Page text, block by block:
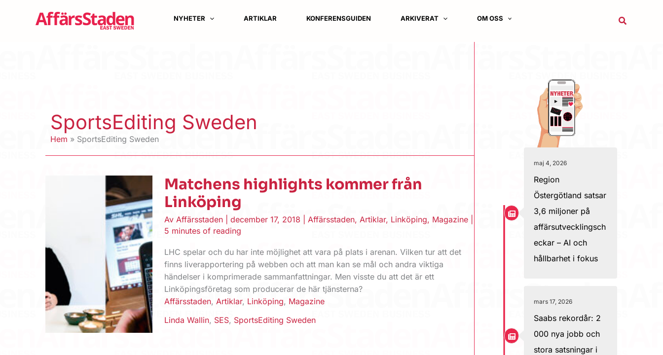
NYHETER ARTIKLAR KONFERENSGUIDEN ARKIVERAT OM OSS Sök
SportsEditing Sweden
Hem SportsEditing Sweden
Matchens highlights kommer från
Linköping
AvAffärsstaden |december 17, 2018 |Affärsstaden,Artiklar, Linköping, Magazine
5 minutes of reading
LHC spelar och du har inte möjlighet att vara på plats i arenan. Vilken tur att det
finns liverapportering på webben och att man kan se mål och andra viktiga
händelser i komprimerade sammanfattningar. Men visste du att det är ett
Linköpingsföretag som producerar de här tjänsterna?
Affärsstaden,Artiklar, Linköping, Magazine
Linda Wallin, SES, SportsEditing Sweden
maj 4, 2026
Region
Östergötland satsar
3,6 miljoner på
affärsutvecklingsch
eckar – AI och
hållbarhet i fokus
mars 17, 2026
Saabs rekordår: 2
000 nya jobb och
stora satsningar i